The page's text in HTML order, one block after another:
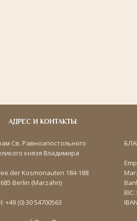
АДРЕС И КОНТАКТЫ
Св. Равноапостольного
князя Владимира
der Kosmonauten 184-188
Berlin (Marzahn)
+49 (0) 30 54700563